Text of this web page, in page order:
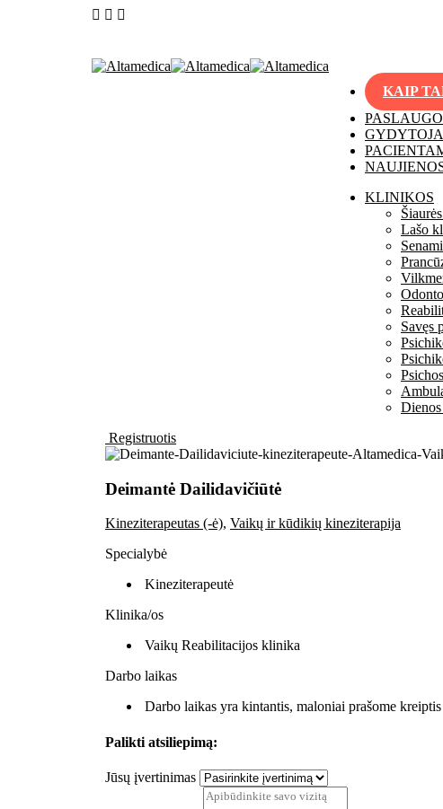
KAIP
KLINIKOS
Lašo
Savęs
Dienos
Registruotis
Deimantė Dailidavičiūtė
Kineziterapeutas (-ė), Vaikų ir kūdikių kineziterapija
Specialybė
Kineziterapeutė
Klinika/os
Vaikų Reabilitacijos klinika
Darbo laikas
Darbo laikas yra kintantis, maloniai prašome
Palikti atsiliepimą:
Jūsų įvertinimas